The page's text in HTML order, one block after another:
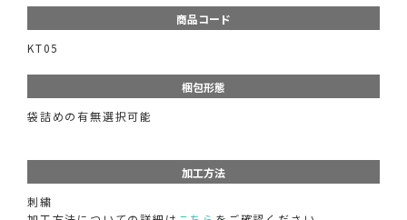
商品コード
KT05
梱包形態
袋詰めの有無選択可能
加工方法
刺繍